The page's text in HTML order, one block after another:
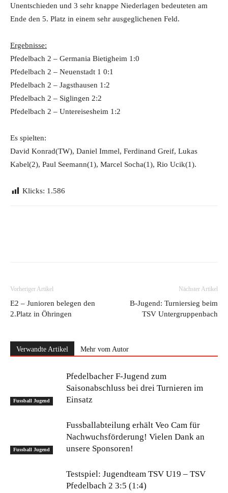
Unentschieden und 3 sehr knappe Niederlagen bedeuteten am
Ende den 5. Platz in einem sehr ausgeglichenen Feld.
Ergebnisse:
Pfedelbach 2 – Germania Bietigheim 1:0
Pfedelbach 2 – Neuenstadt 1 0:1
Pfedelbach 2 – Jagsthausen 1:2
Pfedelbach 2 – Siglingen 2:2
Pfedelbach 2 – Untereisesheim 1:2
Es spielten:
David Konrad(TW), Daniel Immel, Ferdinand Greif, Lukas
Kabel(2), Paul Seemann(1), Marcel Socha(1), Rio Ucik(1).
Klicks: 1.586
Vorheriger Artikel
E2 – Junioren belegen den
2.Platz in Öhringen
Nächster Artikel
B-Jugend: Turniersieg beim
TSV Untergruppenbach
Verwandte Artikel Mehr vom Autor
Fussball Jugend
Pfedelbacher F-Jugend zum
Saisonabschluss bei drei Turnieren im
Einsatz
Fussball Jugend
Fussballabteilung erhält Veo Cam für
Nachwuchsförderung! Vielen Dank an
unsere Sponsoren!
Testspiel: Jugendteam TSV U19 – TSV
Pfedelbach 2 3:5 (1:4)